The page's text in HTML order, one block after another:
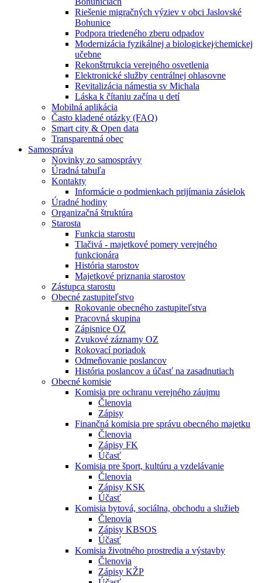
Riešenie migračných výziev v obci Jaslovské
Bohunice
Podpora triedeného zberu odpadov
Modernizácia fyzikálnej a biologickej⁄chemickej
učebne
Rekonštrrukcia verejného osvetlenia
Elektronické služby centrálnej ohlasovne
Revitalizácia námestia sv Michala
Láska k čítaniu začína u detí
Mobilná aplikácia
Často kladené otázky (FAQ)
Smart city & Open data
Transparentná obec
Samospráva
Novinky zo samosprávy
Úradná tabuľa
Kontakty
Informácie o podmienkach prijímania zásielok
Úradné hodiny
Organizačná štruktúra
Starosta
Funkcia starostu
Tlačivá - majetkové pomery verejného
funkcionára
História starostov
Majetkové priznania starostov
Zástupca starostu
Obecné zastupiteľstvo
Rokovanie obecného zastupiteľstva
Pracovná skupina
Zápisnice OZ
Zvukové záznamy OZ
Rokovací poriadok
Odmeňovanie poslancov
História poslancov a účasť na zasadnutiach
Obecné komisie
Komisia pre ochranu verejného záujmu
Členovia
Zápisy
Finančná komisia pre správu obecného majetku
Členovia
Zápisy FK
Účasť
Komisia pre šport, kultúru a vzdelávanie
Členovia
Zápisy KSK
Účasť
Komisia bytová, sociálna, obchodu a služieb
Členovia
Zápisy KBSOS
Účasť
Komisia životného prostredia a výstavby
Členovia
Zápisy KŽP